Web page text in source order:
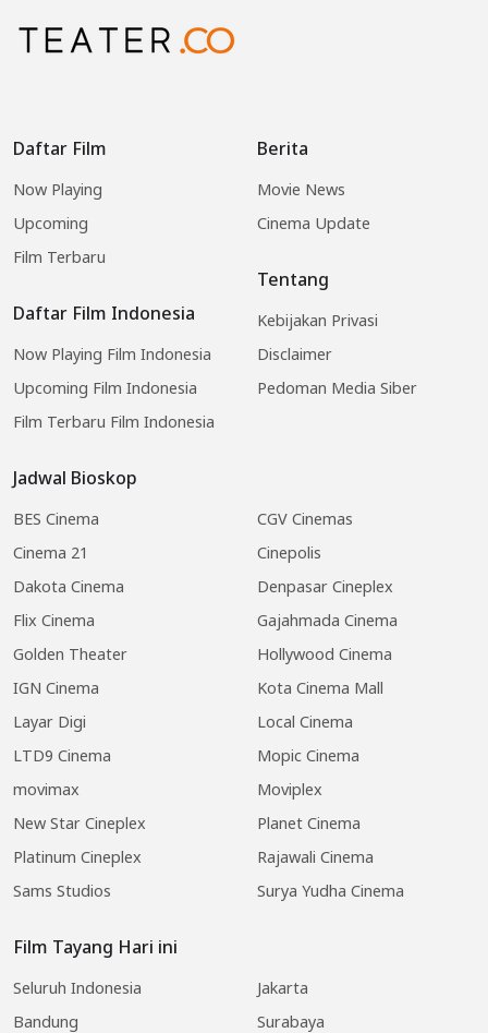
Daftar Film
Now Playing
Upcoming
Film Terbaru
Daftar Film Indonesia
Now Playing Film Indonesia
Upcoming Film Indonesia
Film Terbaru Film Indonesia
Jadwal Bioskop
BES Cinema
CGV Cinemas
Cinema 21
Cinepolis
Dakota Cinema
Denpasar Cineplex
Flix Cinema
Gajahmada Cinema
Golden Theater
Hollywood Cinema
IGN Cinema
Kota Cinema Mall
Layar Digi
Local Cinema
LTD9 Cinema
Mopic Cinema
movimax
Moviplex
New Star Cineplex
Planet Cinema
Platinum Cineplex
Rajawali Cinema
Sams Studios
Surya Yudha Cinema
Film Tayang Hari ini
Seluruh Indonesia
Jakarta
Bandung
Surabaya
Berita
Movie News
Cinema Update
Tentang
Kebijakan Privasi
Disclaimer
Pedoman Media Siber